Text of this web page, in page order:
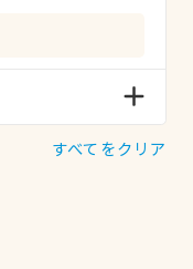
すべてをクリア